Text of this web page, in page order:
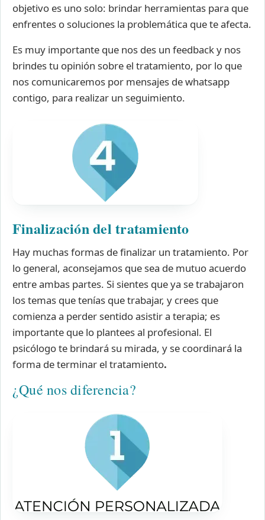
objetivo es uno solo: brindar herramientas para que
enfrentes o soluciones la problemática que te afecta.
Es muy importante que nos des un feedback y nos
brindes tu opinión sobre el tratamiento, por lo que
nos comunicaremos por mensajes de whatsapp
contigo, para realizar un seguimiento.
Finalización del tratamiento
Hay muchas formas de finalizar un tratamiento. Por
lo general, aconsejamos que sea de mutuo acuerdo
entre ambas partes. Si sientes que ya se trabajaron
los temas que tenías que trabajar, y crees que
comienza a perder sentido asistir a terapia; es
importante que lo plantees al profesional. El
psicólogo te brindará su mirada, y se coordinará la
forma de terminar el tratamiento.
¿Qué nos diferencia?